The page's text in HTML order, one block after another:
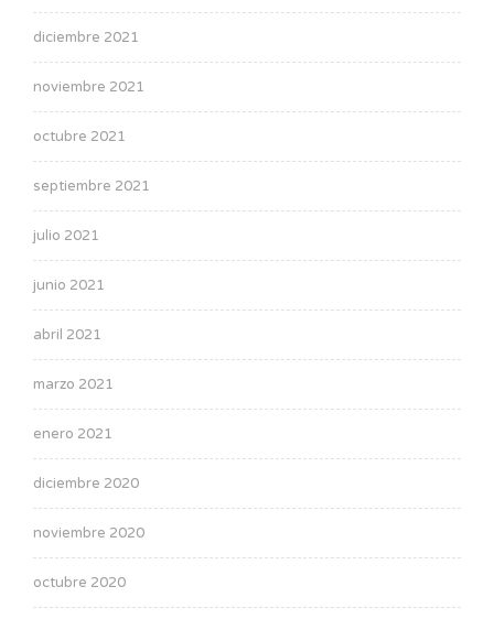
diciembre 2021
noviembre 2021
octubre 2021
septiembre 2021
julio 2021
junio 2021
abril 2021
marzo 2021
enero 2021
diciembre 2020
noviembre 2020
octubre 2020